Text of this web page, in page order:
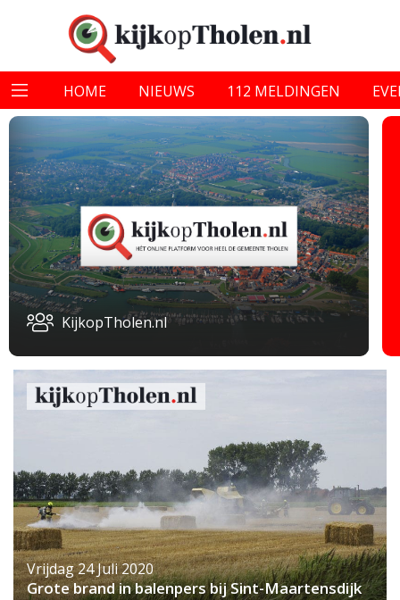
HOME NIEUWS 112 MELDINGEN
KijkopTholen.nl
Vrijdag 24 Juli 2020
Grote brand in balenpers bij Sint-Maartensdijk